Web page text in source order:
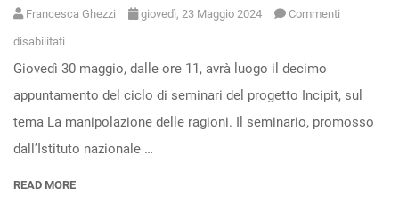
Francesca Ghezzi giovedì, 23 Maggio 2024 Commenti
disabilitati
I
seminari
di
Incipit
Giovedì 30 maggio, dalle ore 11, avrà luogo il decimo
appuntamento del ciclo di seminari del progetto Incipit, sul
tema La manipolazione delle ragioni. Il seminario, promosso
dall’Istituto nazionale …
READ MORE